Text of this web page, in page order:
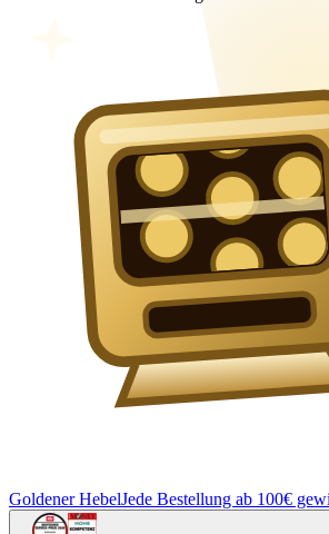
Goldener HebelJede Bestellung ab 100€